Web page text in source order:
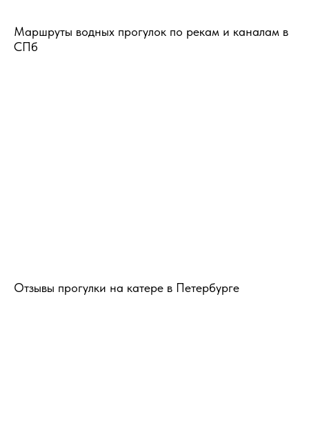
Маршруты водных прогулок по рекам и каналам в
СПб
Отзывы прогулки на катере в Петербурге